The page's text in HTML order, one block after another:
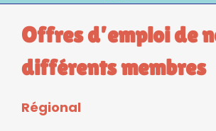
Offres d’emploi de
différents membres
Régional